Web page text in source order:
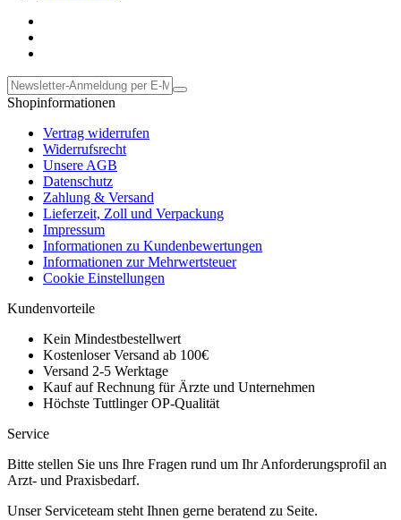
Shopinformationen
Vertrag widerrufen
Widerrufsrecht
Unsere AGB
Datenschutz
Zahlung & Versand
Lieferzeit, Zoll und Verpackung
Impressum
Informationen zu Kundenbewertungen
Informationen zur Mehrwertsteuer
Cookie Einstellungen
Kundenvorteile
Kein Mindestbestellwert
Kostenloser Versand ab 100€
Versand 2-5 Werktage
Kauf auf Rechnung für Ärzte und Unternehmen
Höchste Tuttlinger OP-Qualität
Service
Bitte stellen Sie uns Ihre Fragen rund um Ihr Anforderungsprofil an
Arzt- und Praxisbedarf.
Unser Serviceteam steht Ihnen gerne beratend zu Seite.